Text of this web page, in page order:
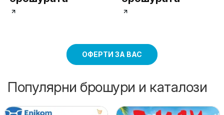
ОФЕРТИ ЗА ВАС
Популярни брошури и каталози